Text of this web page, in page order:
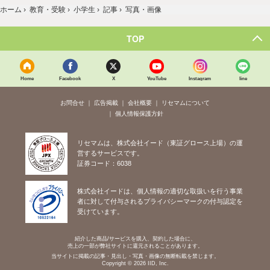
ホーム › 教育・受験 › 小学生 › 記事 › 写真・画像
TOP
Home Facebook X YouTube Instagram line
お問合せ 広告掲載 会社概要
リセマムについて
個人情報保護方針
リセマムは、株式会社イード（東証グロース上場）の運
営するサービスです。
証券コード：6038
株式会社イードは、個人情報の適切な取扱いを行う事業
者に対して付与されるプライバシーマークの付与認定を
受けています。
紹介した商品/サービスを購入、契約した場合に、
売上の一部が弊社サイトに還元されることがあります。
当サイトに掲載の記事・見出し・写真・画像の無断転載を禁じます。
Copyright © 2026 IID, Inc.